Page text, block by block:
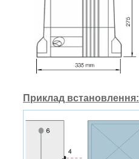
Приклад встановлення: